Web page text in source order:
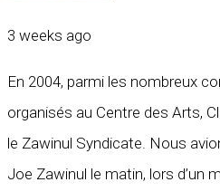
3 weeks ago
En 2004, parmi les nombreux
organisés au Centre des Arts,
le Zawinul Syndicate. Nous
Joe Zawinul le matin, lors d’un